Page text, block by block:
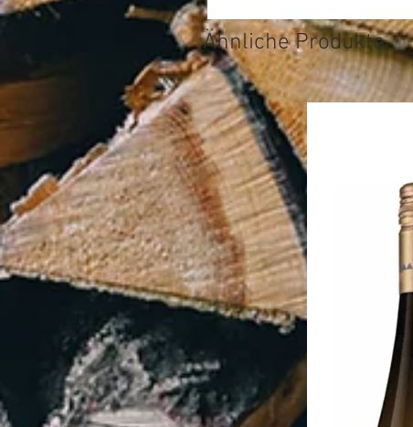
Ähnliche Produkte